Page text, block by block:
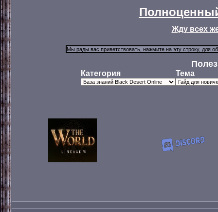
Жду всех
Категория Тема